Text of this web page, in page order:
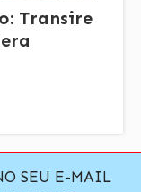
Transire
SEU E-MAIL